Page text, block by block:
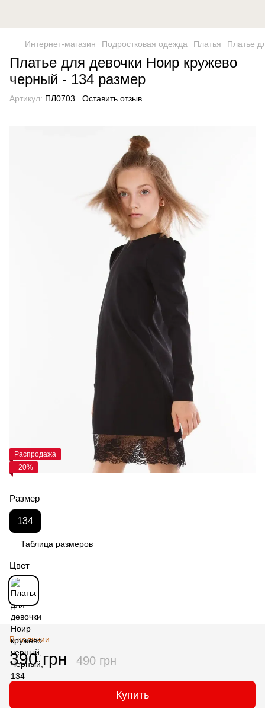
Интернет-магазин Подростковая одежда Платья Платье
Платье для девочки Ноир кружево
черный - 134 размер
Артикул: ПЛ0703 Оставить отзыв
Распродажа
−20%
Размер
134
Таблица размеров
Цвет
В наличии
390 грн 490 грн
Купить